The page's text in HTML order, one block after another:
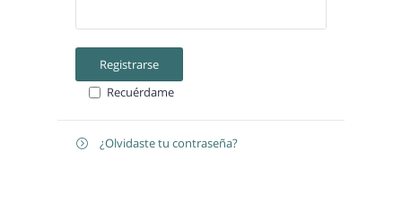
Registrarse
Recuérdame
 ¿Olvidaste tu contraseña?